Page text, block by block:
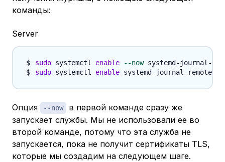
команды:
Server
sudo systemctl enable
--now
sudo systemctl enable
Опция --now
в первой команде сразу же
запускает службы. Мы не использовали ее во
второй команде, потому что эта служба не
запускается, пока не получит сертификаты TLS,
которые мы создадим на следующем шаге.